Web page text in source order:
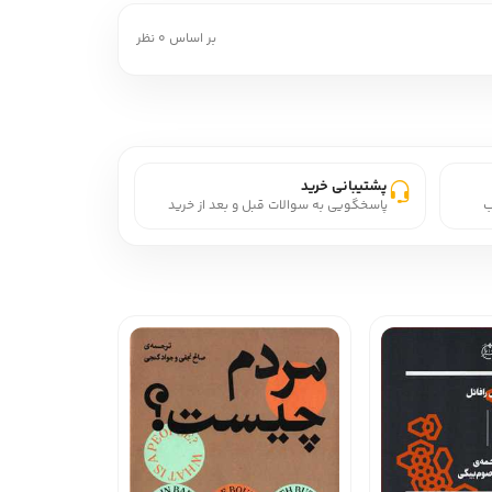
بر اساس 0 نظر
پشتیبانی خرید
پاسخگویی به سوالات قبل و بعد از خرید